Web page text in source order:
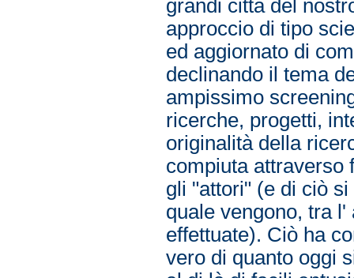
grandi città del
approccio di tipo
ed aggiornato di
declinando il tema
ampissimo
ricerche, progetti,
originalità della
compiuta attraverso
gli "attori" (e di ciò
quale vengono, tra
effettuate). Ciò ha
vero di quanto oggi